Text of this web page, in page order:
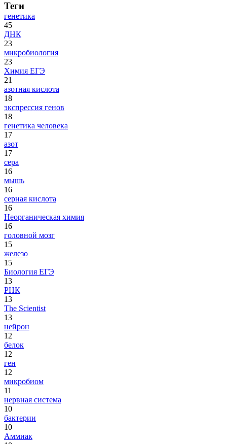
Теги
генетика
45
ДНК
23
микробиология
23
Химия ЕГЭ
21
азотная кислота
18
экспрессия генов
18
генетика человека
17
азот
17
сера
16
мышь
16
серная кислота
16
Неорганическая химия
16
головной мозг
15
железо
15
Биология ЕГЭ
13
РНК
13
The Scientist
13
нейрон
12
белок
12
ген
12
микробиом
11
нервная система
10
бактерии
10
Аммиак